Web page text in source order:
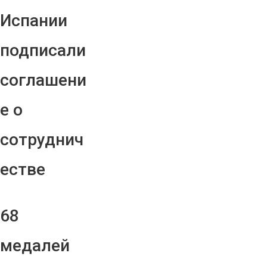
Испании
подписали
соглашени
е о
сотруднич
естве
68
медалей